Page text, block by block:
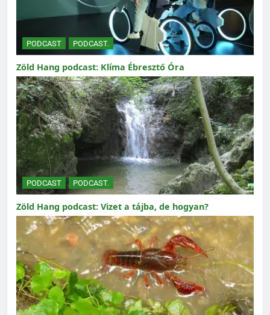
PODCAST PODCAST.
Zöld Hang podcast: Klíma Ébresztő Óra
PODCAST PODCAST.
Zöld Hang podcast: Vizet a tájba, de hogyan?